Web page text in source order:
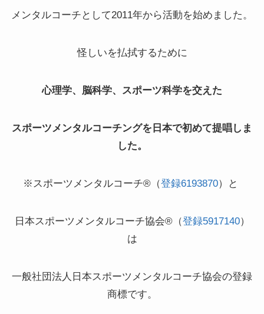
メンタルコーチとして2011年から活動を始めました。
怪しいを払拭するために
心理学、脳科学、スポーツ科学を交えた
スポーツメンタルコーチングを日本で初めて提唱しま
した。
※スポーツメンタルコーチ®（登録6193870）と
日本スポーツメンタルコーチ協会®（登録5917140）
は
一般社団法人日本スポーツメンタルコーチ協会の登録
商標です。